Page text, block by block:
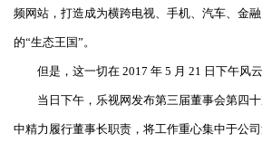
频网站，打造成为横跨电视、手机、汽车、金
的“生态王国”。
但是，这一切在 2017 年 5 月 21 日下午风云
当日下午，乐视网发布第三届董事会第四十
中精力履行董事长职责，将工作重心集中于公